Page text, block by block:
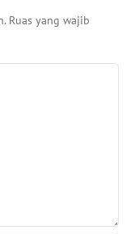
Ruas yang wajib